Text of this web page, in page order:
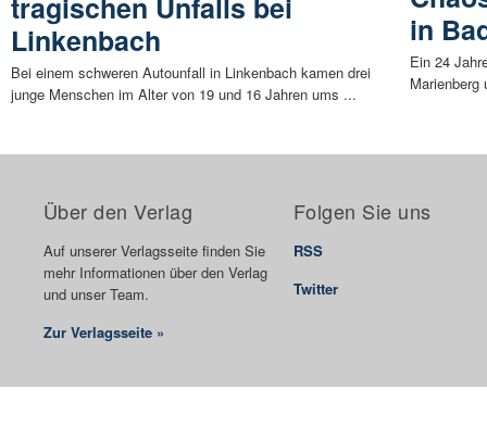
Linkenbach
Bei einem schweren Autounfall in Linkenbach kamen drei
junge Menschen im Alter von 19 und 16 Jahren ums ...
in
Ein 24
Über den Verlag
Auf unserer Verlagsseite finden Sie
mehr Informationen über den Verlag
und unser Team.
Zur Verlagsseite »
Folgen Sie uns
RSS
Twitter